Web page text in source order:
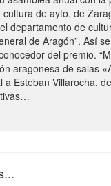
cultura de ayto. de
departamento de
de Aragón”. Así
del premio.
aragonesa de salas
a Esteban Villarocha,